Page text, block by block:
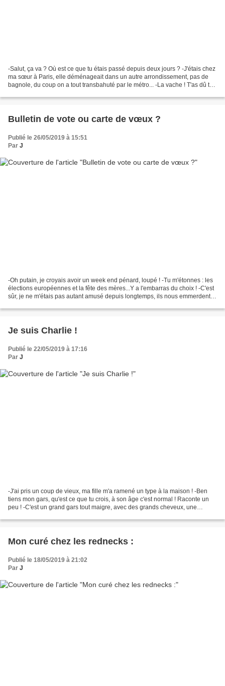
-Salut, ça va ? Où est ce que tu étais passé depuis deux jours ? -J'étais chez
ma sœur à Paris, elle déménageait dans un autre arrondissement, pas de
bagnole, du coup on a tout transbahuté par le métro... -La vache ! T'as dû te
Bulletin de vote ou carte de vœux ?
Publié le 26/05/2019 à 15:51
Par J
-Oh putain, je croyais avoir un week end pénard, loupé ! -Tu m'étonnes : les
élections européennes et la fête des mères...Y a l'embarras du choix ! -C'est
sûr, je ne m'étais pas autant amusé depuis longtemps, ils nous emmerdent !
Je suis Charlie !
Publié le 22/05/2019 à 17:16
Par J
-J'ai pris un coup de vieux, ma fille m'a ramené un type à la maison ! -Ben
tiens mon gars, qu'est ce que tu crois, à son âge c'est normal ! Raconte un
peu ! -C'est un grand gars tout maigre, avec des grands cheveux, une
Mon curé chez les rednecks :
Publié le 18/05/2019 à 21:02
Par J